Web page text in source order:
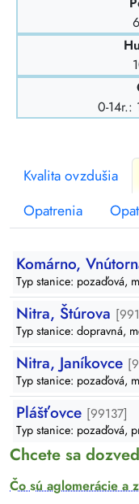
0-14r.:
Kvalita ovzdušia
Opatrenia
Komárno,
Typ
Nitra, Štúrova
Typ
Nitra, Janíkovce
Typ
Plášťovce [99137]
Chcete sa
Čo sú aglomerácie a